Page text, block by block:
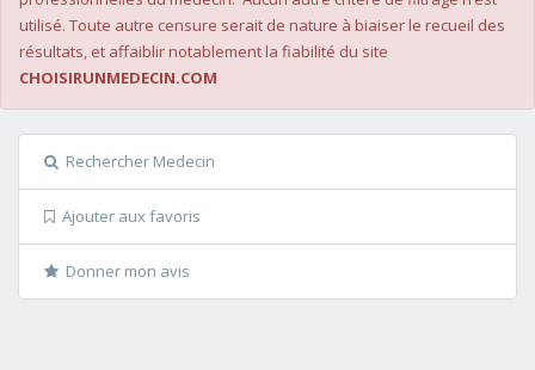
utilisé. Toute autre censure serait de nature à biaiser le recueil des
résultats, et affaiblir notablement la fiabilité du site
CHOISIRUNMEDECIN.COM
Rechercher Medecin
Ajouter aux favoris
Donner mon avis